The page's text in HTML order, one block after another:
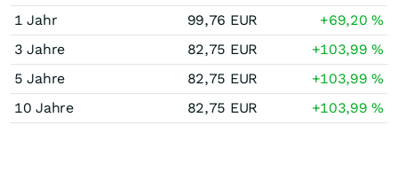
1 Jahr
99,76 EUR +69,20%
3 Jahre
82,75 EUR +103,99%
5 Jahre
82,75 EUR +103,99%
10 Jahre
82,75 EUR +103,99%